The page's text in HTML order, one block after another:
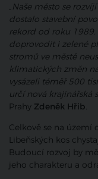
„Naše město se
dostalo stavební
rekord od roku
doprovodit i zelené
stromů ve městě
klimatických změn
vysázeli téměř 500
určí nová krajinářská
Prahy Zdeněk Hřib.
Celkově se na území
Libeňských kos
Budoucí rozvoj by
jeho charakteru a